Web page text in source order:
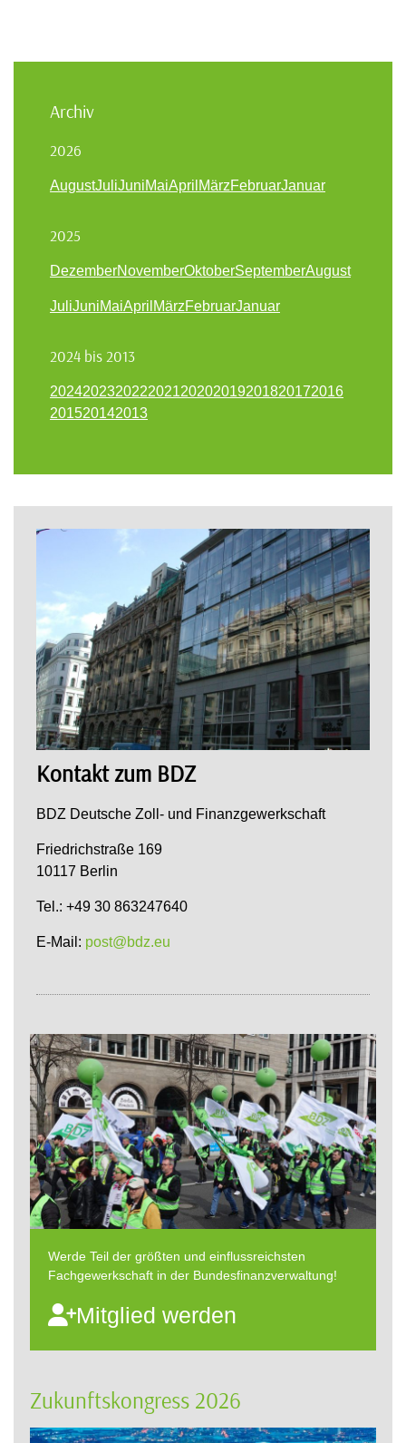
Archiv
2026
AugustJuliJuniMaiApril MärzFebruarJanuar
2025
DezemberNovemberOktoberSeptemberAugust
JuliJuniMaiApril MärzFebruarJanuar
2024 bis 2013
202420232022202120202019201820172016
201520142013
Kontakt zum BDZ
BDZ Deutsche Zoll- und Finanzgewerkschaft
Friedrichstraße 169
10117 Berlin
Tel.: +49 30 863247640
E-Mail: post@bdz.eu
Werde Teil der größten und einflussreichsten
Fachgewerkschaft in der Bundesfinanzverwaltung!
Mitglied werden
Zukunftskongress 2026